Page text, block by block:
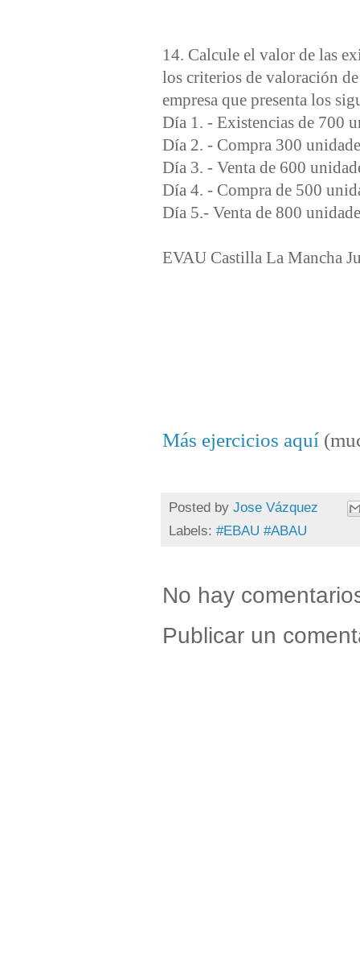
14. Calcule el valor de las
los criterios de valoración
empresa que presenta los
Día 1. - Existencias de 700
Día 2. - Compra 300
Día 3. - Venta de 600
Día 4. - Compra de 500
Día 5.- Venta de 800
EVAU Castilla La Mancha
Más ejercicios aquí
Posted by Jose Vázquez
Labels: #EBAU #ABAU
No hay
Publicar un